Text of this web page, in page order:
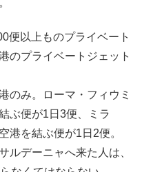
便以上ものプライベート
のプライベートジェット
のみ。ローマ・フィウミ
ぶ便が1日3便、ミラ
港を結ぶ便が1日2便。
ルデーニャへ来た人は、